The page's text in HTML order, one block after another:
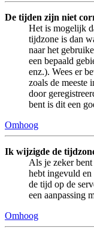
De tijden zijn niet
Het is mogelijk
tijdzone is dan
naar het
een bepaald
enz.). Wees er
zoals de meeste
door
bent is dit een
Omhoog
Ik wijzigde de
Als je zeker
hebt ingevuld
de tijd op de
een aanpassing
Omhoog